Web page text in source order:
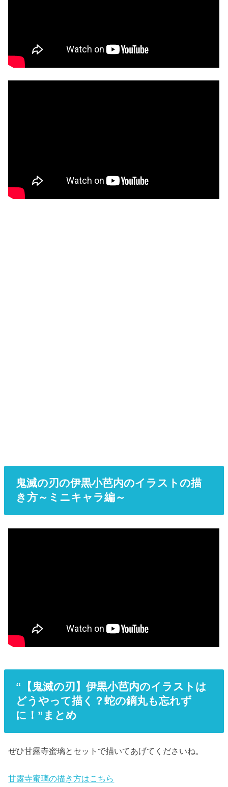
鬼滅の刃の伊黒小芭内のイラストの描
き方～ミニキャラ編～
“【鬼滅の刃】伊黒小芭内のイラストは
どうやって描く？蛇の鏑丸も忘れず
に！”まとめ
ぜひ甘露寺蜜璃とセットで描いてあげてくださいね。
甘露寺蜜璃の描き方はこちら